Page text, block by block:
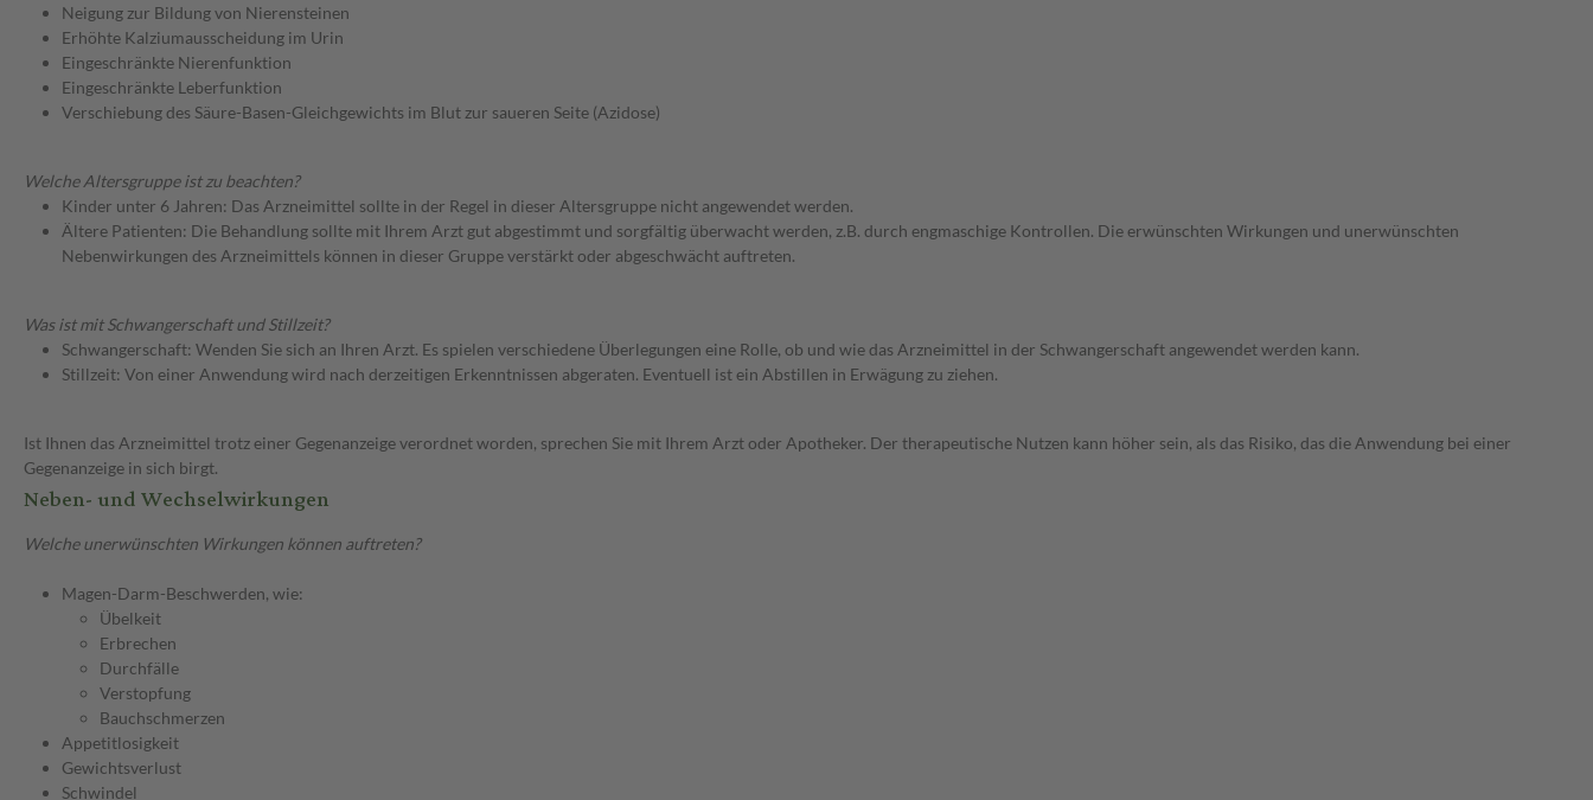
Neigung zur Bildung von Nierensteinen
Erhöhte Kalziumausscheidung im Urin
Eingeschränkte Nierenfunktion
Eingeschränkte Leberfunktion
Verschiebung des Säure-Basen-Gleichgewichts im Blut zur saueren Seite (Azidose)
Welche Altersgruppe ist zu beachten?
Kinder unter 6 Jahren: Das Arzneimittel sollte in der Regel in dieser Altersgruppe nicht angewendet werden.
Ältere Patienten: Die Behandlung sollte mit Ihrem Arzt gut abgestimmt und sorgfältig überwacht werden, z.B. durch engmaschige Kontrollen. Die erwünschten Wirkungen und unerwünschten
Nebenwirkungen des Arzneimittels können in dieser Gruppe verstärkt oder abgeschwächt auftreten.
Was ist mit Schwangerschaft und Stillzeit?
Schwangerschaft: Wenden Sie sich an Ihren Arzt. Es spielen verschiedene Überlegungen eine Rolle, ob und wie das Arzneimittel in der Schwangerschaft angewendet werden kann.
Stillzeit: Von einer Anwendung wird nach derzeitigen Erkenntnissen abgeraten. Eventuell ist ein Abstillen in Erwägung zu ziehen.
Ist Ihnen das Arzneimittel trotz einer Gegenanzeige verordnet worden, sprechen Sie mit Ihrem Arzt oder Apotheker. Der therapeutische Nutzen kann höher sein, als das Risiko, das die Anwendung bei einer
Gegenanzeige in sich birgt.
Neben- und Wechselwirkungen
Welche unerwünschten Wirkungen können auftreten?
Magen-Darm-Beschwerden, wie:
Übelkeit
Erbrechen
Durchfälle
Verstopfung
Bauchschmerzen
Appetitlosigkeit
Gewichtsverlust
Schwindel